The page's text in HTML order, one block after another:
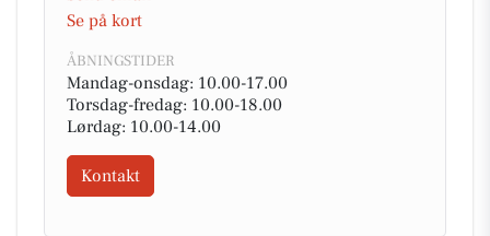
Se på kort
ÅBNINGSTIDER
Mandag-onsdag: 10.00-17.00
Torsdag-fredag: 10.00-18.00
Lørdag: 10.00-14.00
Kontakt